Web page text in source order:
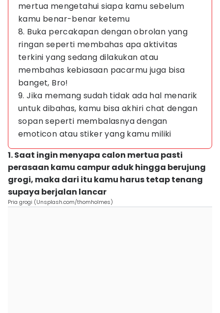
mertua mengetahui siapa kamu sebelum
kamu benar-benar ketemu
8. Buka percakapan dengan obrolan yang
ringan seperti membahas apa aktivitas
terkini yang sedang dilakukan atau
membahas kebiasaan pacarmu juga bisa
banget, Bro!
9. Jika memang sudah tidak ada hal menarik
untuk dibahas, kamu bisa akhiri chat dengan
sopan seperti membalasnya dengan
emoticon atau stiker yang kamu miliki
1. Saat ingin menyapa calon mertua pasti
perasaan kamu campur aduk hingga berujung
grogi, maka dari itu kamu harus tetap tenang
supaya berjalan lancar
Pria grogi (Unsplash.com/thomholmes)